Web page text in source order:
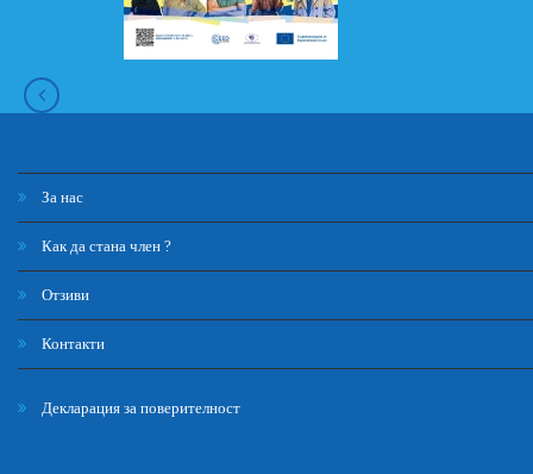
За нас
Как да стана член ?
Отзиви
Контакти
Декларация за поверителност